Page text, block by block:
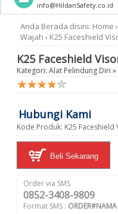
info@HildanSafety.co.id
Anda Berada disini: Home ›
Wajah › K25 Faceshield
K25 Faceshield
Kategori: Alat Pelindung Diri »
Hubungi Kami
Kode Produk: K25 Faceshield
Beli Sekarang
Order via SMS
0852-3408-9809
Format SMS :